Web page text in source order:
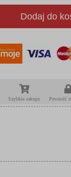
Dodaj do
Szybkie zakupy Pewność